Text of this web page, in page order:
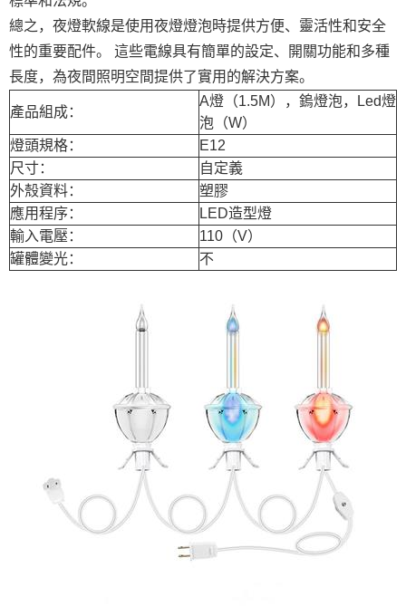
總之，夜燈軟線是使用夜燈燈泡時提供方便、靈活性和安全
性的重要配件。 這些電線具有簡單的設定、開關功能和多種
長度，為夜間照明空間提供了實用的解決方案。
產品組成：
A燈（1.5M），鎢燈泡，Led燈
泡（W）
燈頭規格：
E12
尺寸：
自定義
外殼資料：
塑膠
應用程序：
LED造型燈
輸入電壓：
110（V）
罐體變光：
不